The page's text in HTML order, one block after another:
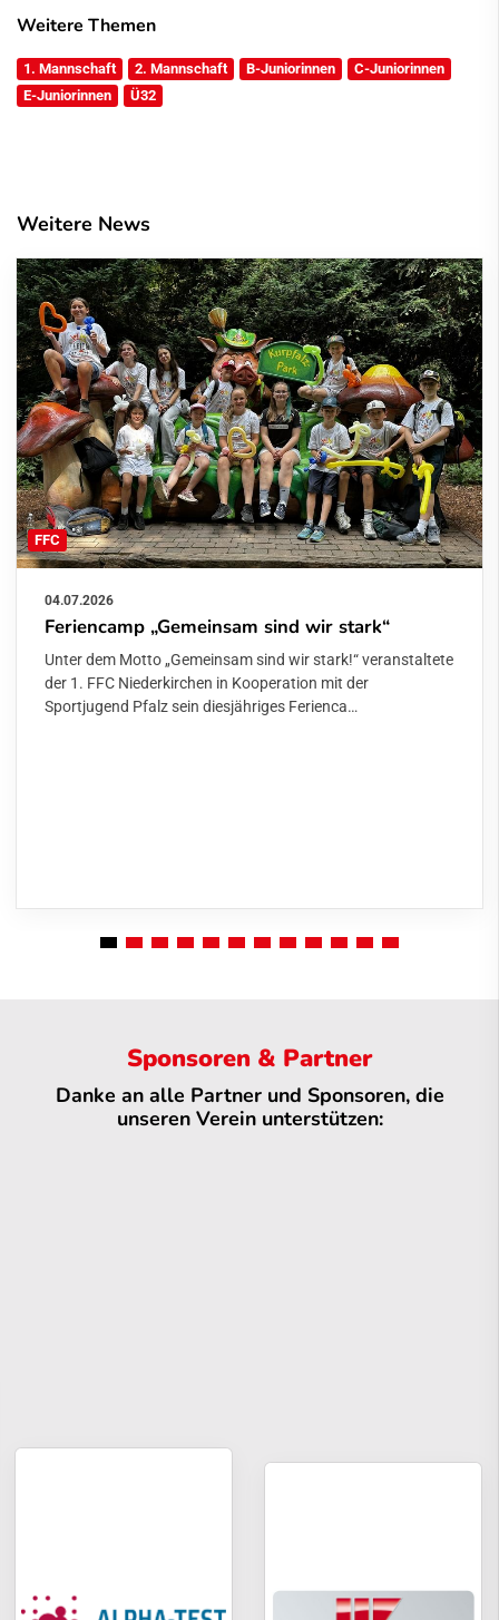
Weitere Themen
1. Mannschaft 2. Mannschaft B-Juniorinnen
C-Juniorinnen
E-Juniorinnen
Ü32
Weitere News
FFC
04.07.2026
Feriencamp „Gemeinsam sind wir stark“
Unter dem Motto „Gemeinsam sind wir stark!“ veranstaltete
der 1. FFC Niederkirchen in Kooperation mit der
Sportjugend Pfalz sein diesjähriges Ferienca…
Sponsoren & Partner
Danke an alle Partner und Sponsoren, die
unseren Verein unterstützen: